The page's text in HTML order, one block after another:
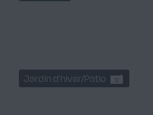
Jardin d'hiver/Patio 2